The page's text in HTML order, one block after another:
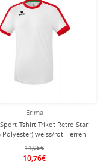
Erima
Tshirt Trikot Retro Star
Polyester) weiss/rot Herren
11,95€
10,76€